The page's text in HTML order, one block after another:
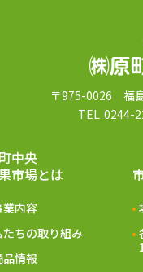
〒975-0026 福
TEL 0244-
中央
市場とは
業内容
たちの取り組み
品情報